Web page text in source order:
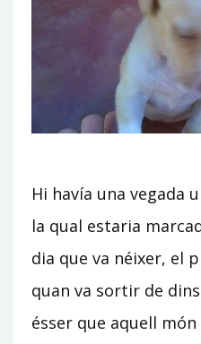
Hi havía una vegada
la qual estaria
dia que va néixer, el
quan va sortir de
ésser que aquell